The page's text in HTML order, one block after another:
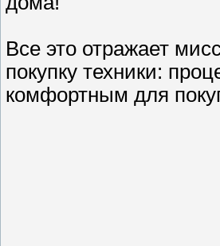
Все это отражает
покупку техники:
комфортным для